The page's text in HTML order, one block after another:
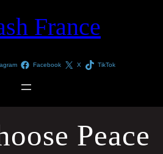
France
Facebook X TikTok
Peace